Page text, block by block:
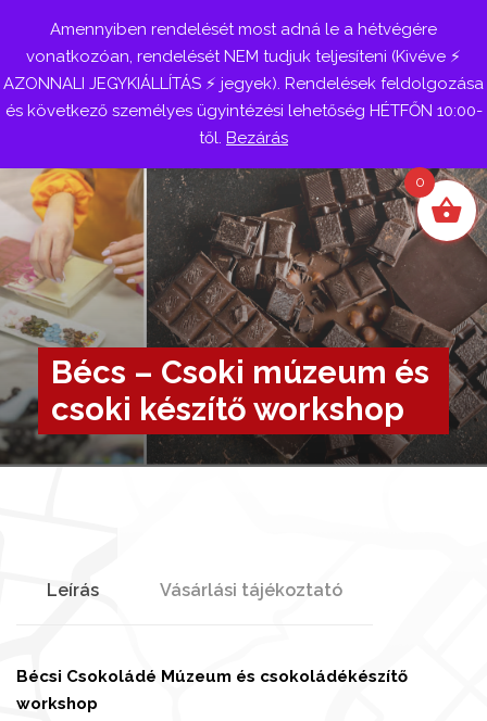
Belépés
Bécs – Csoki múzeum és
csoki készítő workshop
Leírás Vásárlási tájékoztató
Bécsi Csokoládé Múzeum és csokoládékészítő
workshop
Amennyiben rendelését most adná le a hétvégére
vonatkozóan, rendelését NEM tudjuk teljesíteni (Kivéve ⚡
AZONNALI JEGYKIÁLLÍTÁS ⚡ jegyek). Rendelések feldolgozása
és következő személyes ügyintézési lehetőség HÉTFŐN 10:00-
től. Bezárás
0